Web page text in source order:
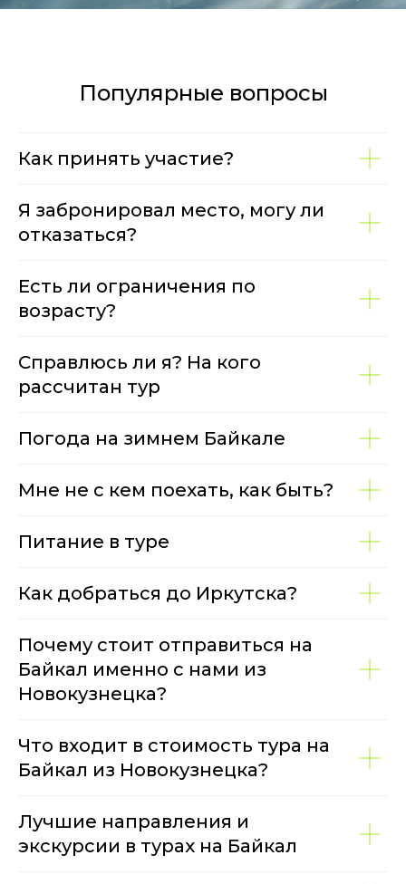
Популярные вопросы
Как принять участие?
Я забронировал место, могу ли
отказаться?
Есть ли ограничения по
возрасту?
Справлюсь ли я? На кого
рассчитан тур
Погода на зимнем Байкале
Мне не с кем поехать, как быть?
Питание в туре
Как добраться до Иркутска?
Почему стоит отправиться на
Байкал именно с нами из
Новокузнецка?
Что входит в стоимость тура на
Байкал из Новокузнецка?
Лучшие направления и
экскурсии в турах на Байкал